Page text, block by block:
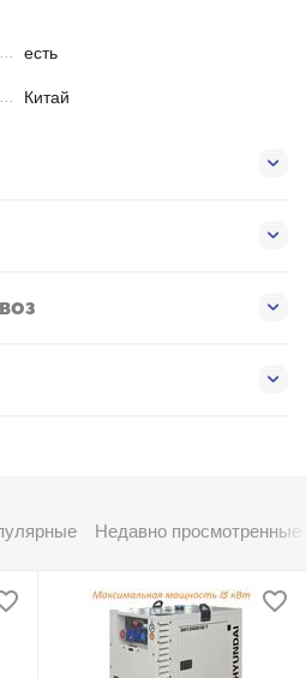
есть
Китай
Недавно просмотренные